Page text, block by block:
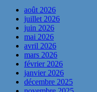
août 2026
juillet 2026
juin 2026
mai 2026
avril 2026
mars 2026
février 2026
janvier 2026
décembre 2025